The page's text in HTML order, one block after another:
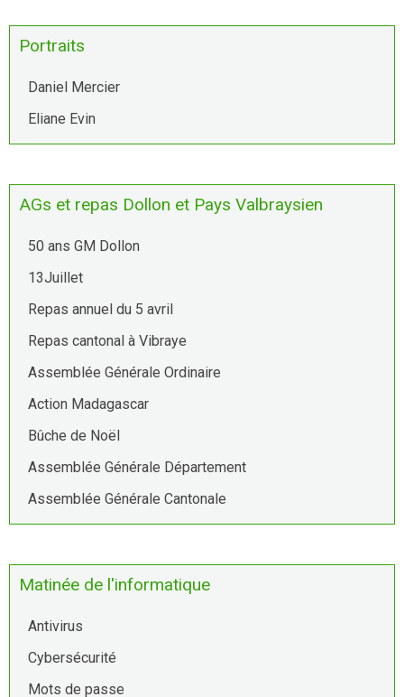
Portraits
Daniel Mercier
Eliane Evin
AGs et repas Dollon et Pays Valbraysien
50 ans GM Dollon
13Juillet
Repas annuel du 5 avril
Repas cantonal à Vibraye
Assemblée Générale Ordinaire
Action Madagascar
Bûche de Noël
Assemblée Générale Département
Assemblée Générale Cantonale
Matinée de l'informatique
Antivirus
Cybersécurité
Mots de passe